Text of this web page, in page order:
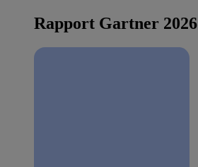
Rapport Gartner 2026